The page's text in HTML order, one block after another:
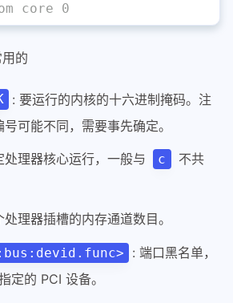
core 0
的
: 要运行的内核的十六进制掩码。注
可能不同，需要事先确定。
处理器核心运行，一般与 c
不共
处理器插槽的内存通道数目。
: 端口黑名单，
定的 PCI 设备。